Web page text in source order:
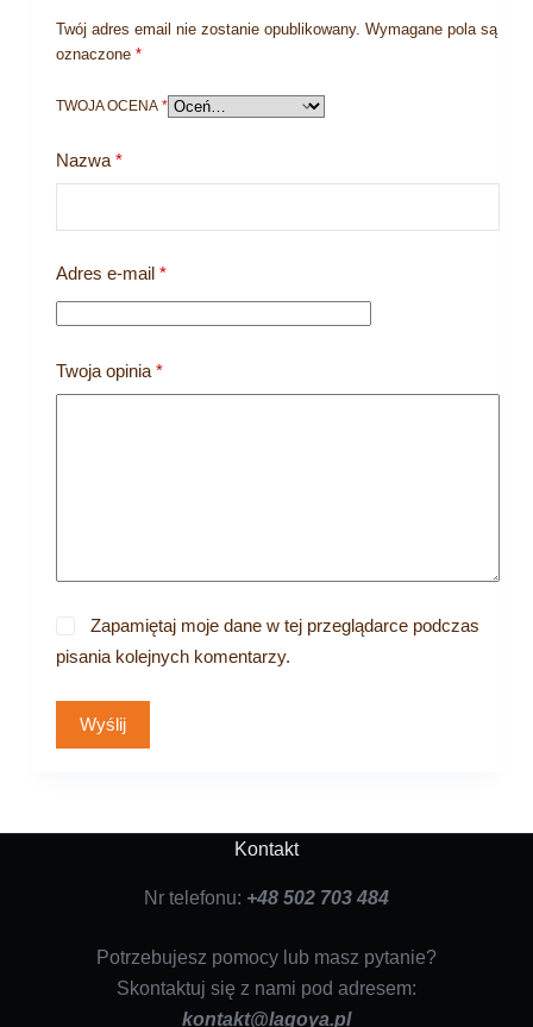
Twój adres email nie zostanie opublikowany. Wymagane pola są
oznaczone *
TWOJA OCENA *
Nazwa*
Adres e-mail*
Twoja opinia *
Zapamiętaj moje dane w tej przeglądarce podczas
pisania kolejnych komentarzy.
Wyślij
Kontakt
Nr telefonu: +48 502 703 484
Potrzebujesz pomocy lub masz pytanie?
Skontaktuj się z nami pod adresem:
kontakt@lagoya.pl